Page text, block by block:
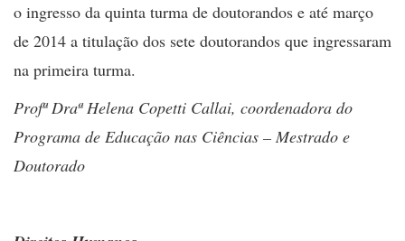
o ingresso da quinta turma de doutorandos e até março
de 2014 a titulação dos sete doutorandos que ingressaram
na primeira turma.
Profª Draª Helena Copetti Callai, coordenadora do
Programa de Educação nas Ciências – Mestrado e
Doutorado